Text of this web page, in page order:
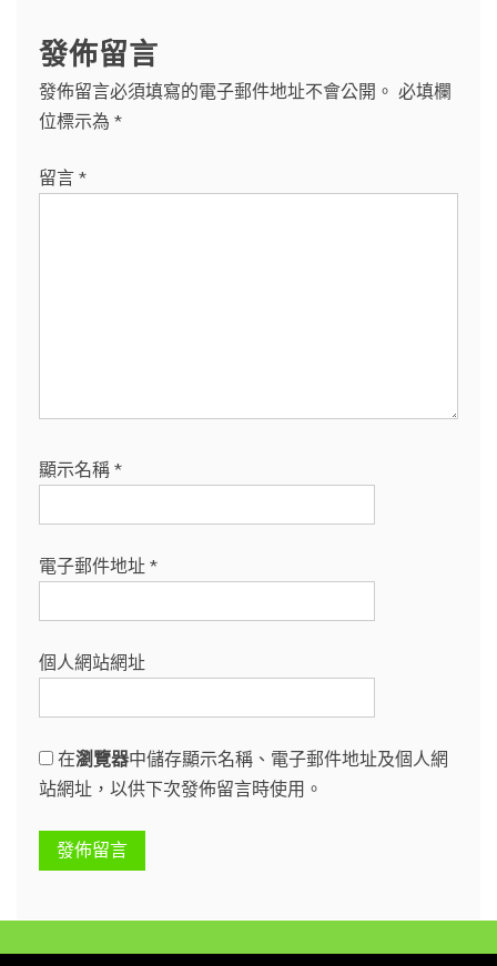
發佈留言
發佈留言必須填寫的電子郵件地址不會公開。 必填欄
位標示為 *
留言 *
顯示名稱 *
電子郵件地址 *
個人網站網址
在瀏覽器中儲存顯示名稱、電子郵件地址及個人網
站網址，以供下次發佈留言時使用。